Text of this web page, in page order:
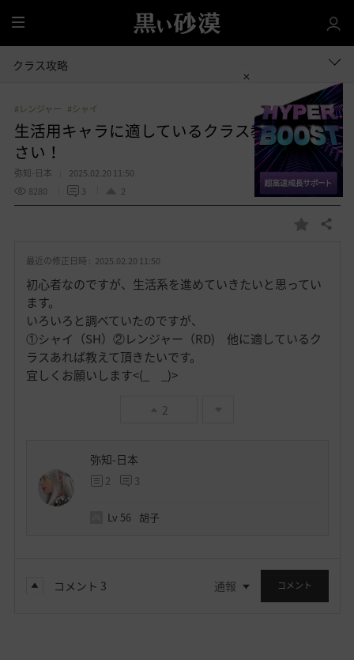
全
体
クラス攻略
#レンジャー #シャイ
生活用キャラに適しているクラス教えてくだ
さい！
弥知-日本
2025.02.20 11:50
8280
3 2
お
入
共有する
最近の修正日時 : 2025.02.20 11:50
初心者なのですが、生活系を進めていきたいと思ってい
ます。
いろいろと調べていたのですが、
①シャイ（SH）②レンジャー（RD) 他に適しているク
ラスあれば教えて頂きたいです。
宜しくお願いします<(_ _)>
2
弥知-日本
2 3
Lv 56 胡子
コメント 3 通報 コメント